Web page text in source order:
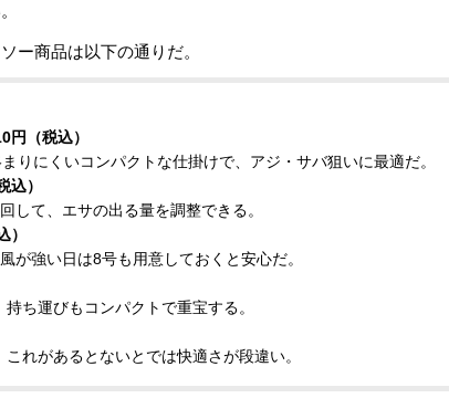
ー商品は以下の通りだ。
（税込）
りにくいコンパクトな仕掛けで、アジ・サバ狙いに最適だ。
）
して、エサの出る量を調整できる。
が強い日は8号も用意しておくと安心だ。
ち運びもコンパクトで重宝する。
れがあるとないとでは快適さが段違い。